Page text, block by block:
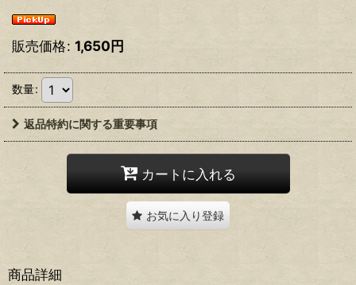
販売価格: 1,650円
数量:
返品特約に関する重要事項
カートに入れる
お気に入り登録
商品詳細